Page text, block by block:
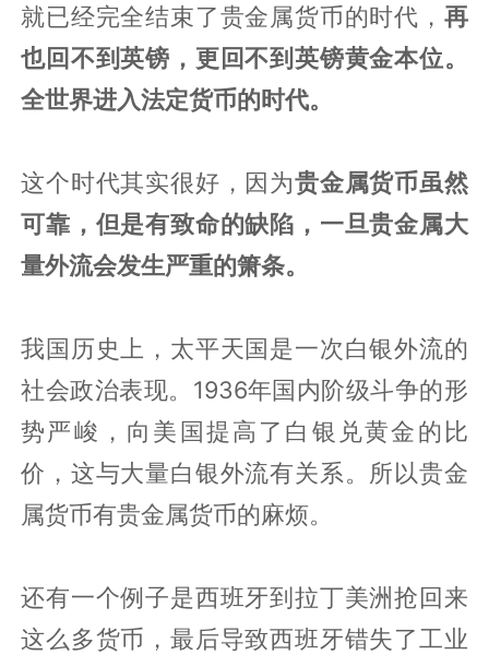
就已经完全结束了贵金属货币的时代， 再
也回不到英镑，更回不到英镑黄金本位。
全世界进入法定货币的时代。
这个时代其实很好，因为贵金属货币虽然
可靠，但是有致命的缺陷，一旦贵金属大
量外流会发生严重的箫条。
我国历史上，太平天国是一次白银外流的
社会政治表现。1936年国内阶级斗争的形
势严峻，向美国提高了白银兑黄金的比
价，这与大量白银外流有关系。所以贵金
属货币有贵金属货币的麻烦。
还有一个例子是西班牙到拉丁美洲抢回来
这么多货币，最后导致西班牙错失了工业